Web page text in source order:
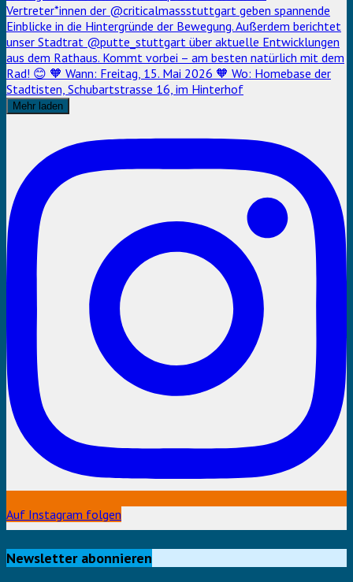
Mehr laden
Auf Instagram folgen
Newsletter abonnieren